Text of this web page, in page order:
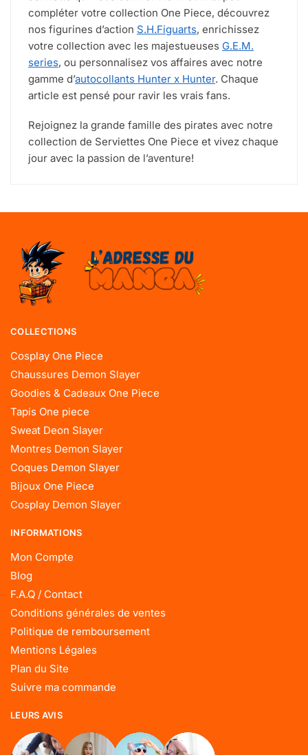
compléter votre collection One Piece, découvrez
nos figurines d’action S.H.Figuarts, enrichissez
votre collection avec les majestueuses G.E.M.
series, ou personnalisez vos affaires avec notre
gamme d’autocollants Hunter x Hunter. Chaque
article est pensé pour ravir les vrais fans.
Rejoignez la grande famille des pirates avec notre
collection de Serviettes One Piece et vivez chaque
jour avec la passion de l’aventure!
COLLECTIONS
Cosplay One Piece
Chaussures Demon Slayer
Goodies & Cadeaux One Piece
Tapis One piece
Sweat Deon Slayer
Montres Demon Slayer
Coques Demon Slayer
Bijoux One Piece
Cosplay Demon Slayer
INFORMATIONS
Mon Compte
Blog
F.A.Q / Contact
Conditions générales de ventes
Politique de remboursement
Mentions Légales
Plan du Site
Suivre ma commande
LEURS AVIS